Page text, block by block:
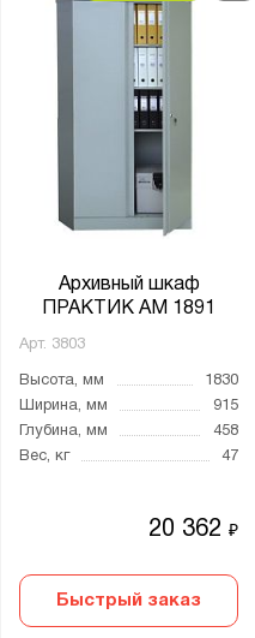
Архивный шкаф
ПРАКТИК AM 1891
Арт. 3803
Высота, мм
1830
Ширина, мм
915
Глубина, мм
458
Вес, кг
47
20 362₽
Быстрый заказ
1 ключевой
Ключевой
Ригельный
Страна производства:
Китай
Производитель:
Диком
ПАКС-Металл
Nobilis
Valberg